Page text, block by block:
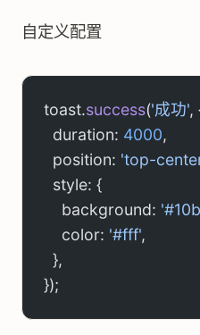
自定义配置
toast.success('成功',
  duration:
4000,
  position:
'top-
  style: {
    background:
    color:
'#fff',
  },
});